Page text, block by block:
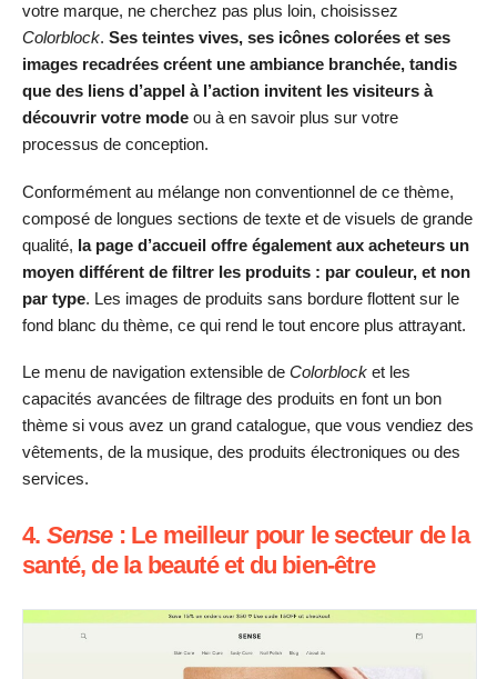
votre marque, ne cherchez pas plus loin, choisissez
Colorblock. Ses teintes vives, ses icônes colorées et ses
images recadrées créent une ambiance branchée, tandis
que des liens d’appel à l’action invitent les visiteurs à
découvrir votre mode ou à en savoir plus sur votre
processus de conception.
Conformément au mélange non conventionnel de ce thème,
composé de longues sections de texte et de visuels de grande
qualité, la page d’accueil offre également aux acheteurs un
moyen différent de filtrer les produits : par couleur, et non
par type. Les images de produits sans bordure flottent sur le
fond blanc du thème, ce qui rend le tout encore plus attrayant.
Le menu de navigation extensible de Colorblock et les
capacités avancées de filtrage des produits en font un bon
thème si vous avez un grand catalogue, que vous vendiez des
vêtements, de la musique, des produits électroniques ou des
services.
4. Sense: Le meilleur pour le secteur de la
santé, de la beauté et du bien-être